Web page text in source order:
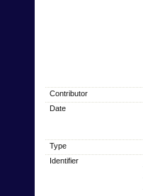
Contributor
Date
Type
Identifier